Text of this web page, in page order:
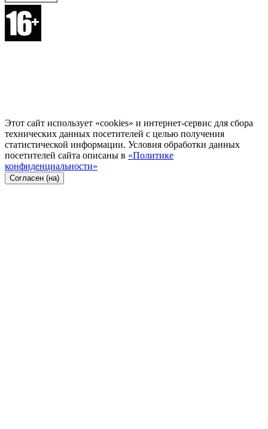
Этот сайт использует «cookies» и интернет-сервис для сбора
технических данных посетителей с целью получения
статистической информации. Условия обработки данных
посетителей сайта описаны в «Политике
конфиденциальности»
Согласен (на)